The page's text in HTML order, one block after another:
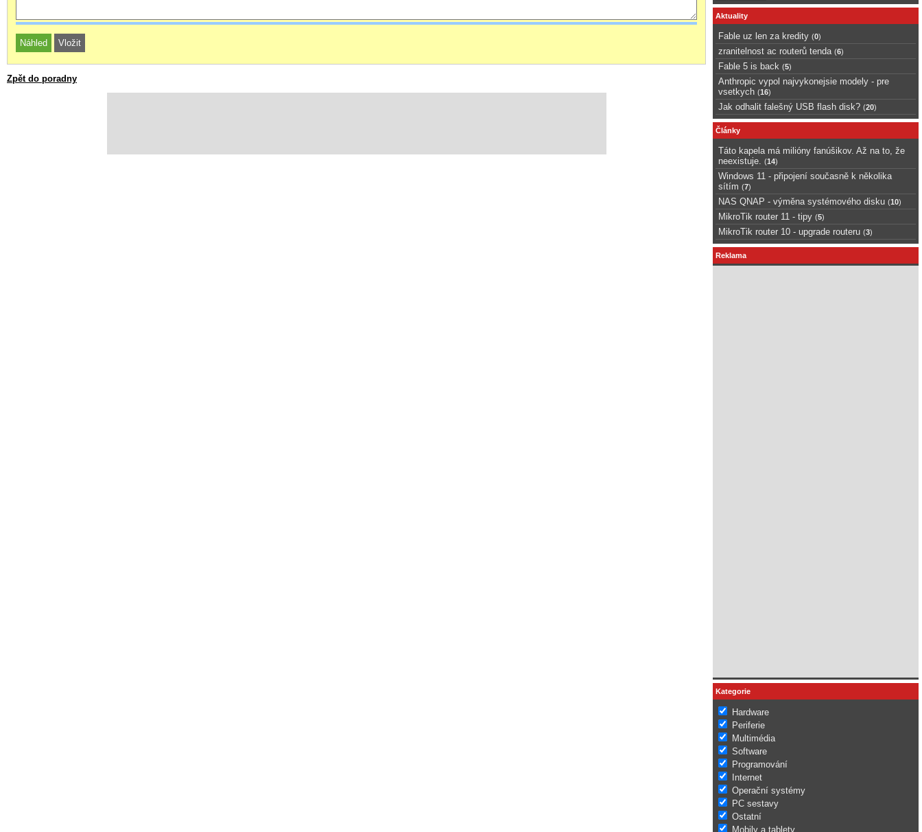
Zpět do poradny
Aktuality
Fable uz len za kredity (0)
zranitelnost ac routerů tenda (6)
Fable 5 is back (5)
Anthropic vypol najvykonejsie modely - pre
vsetkych (16)
Jak odhalit falešný USB flash disk? (20)
Články
Táto kapela má milióny fanúšikov. Až na to, že
neexistuje.
(14)
Windows 11 - připojení současně k několika
sítím (7)
NAS QNAP - výměna systémového disku (10)
MikroTik router 11 - tipy (5)
MikroTik router 10 - upgrade routeru (3)
Reklama
Kategorie
Hardware
Periferie
Multimédia
Software
Programování
Internet
Operační systémy
PC sestavy
Ostatní
Mobily a tablety